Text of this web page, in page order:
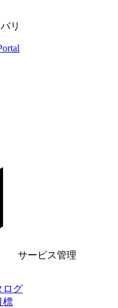
リ
サービス管理
ログ
標